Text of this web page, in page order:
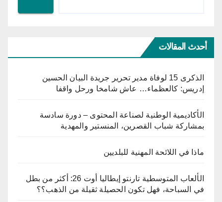
أحدث المقالات
الذكرى 15 لوفاة مدير تحرير جريدة البيان الحسين
إدريس: كالعظماء… عاش شامخا ورحل واقفا
الأكاديمية الوطنية لصناعة المحتوى – دورة سادسة
بمشاركة شباب القصرين، المنستير والمهدية
ماذا في اللائحة المهنية للبلديين
الألعاب المتوسطية تارنتو إيطاليا أوت 26: أكثر من بطل
في السباحة، فهل تكون الحصيلة ثقيلة من الذهب؟؟